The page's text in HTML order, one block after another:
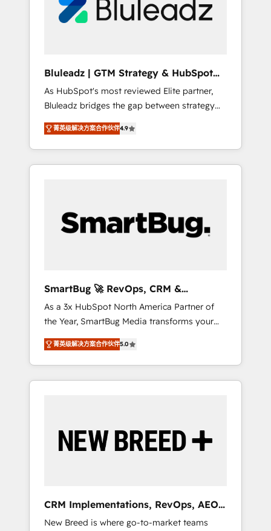
client experience.
Connectors, workflows, and data
architectures that make HubSpot the
HubSpot beyond standard configurations. -
AI-FIRST- AI across customer-facing
operations to accelerate decisions,
streamline processes, and unlock efficiency
at scale. From predictive intelligence to
conversational AI, we turn data into action
and automation into competitive advantage.
Bluleadz | GTM Strategy & HubSpot
Implementation
As HubSpot's most reviewed Elite partner,
Bluleadz bridges the gap between strategy
and execution. We don't just "set up tools" —
we install the GTM Operating System (GTM
OS) to align your leadership and engineer a
portal that drives predictable revenue
and Story to stop "accelerating a mess." ⚙️
Elite Engineering & AI Scalable Architecture:
agents, and high-integrity migrations for total
reporting clarity. Security & Compliance: SOC
2 Type I and HIPAA attested for enterprise-
grade data security. 🏆 Why Bluleadz? GTM
OS Partner | 16+ Years Experience | 1,000+
Five-Star Reviews
菁英级解决方案合作伙伴4.9
SmartBug 🚀 RevOps, CRM &
Integration Experts
As a 3x HubSpot North America Partner of
the Year, SmartBug Media transforms your
customer lifecycle into a revenue engine. Our
unified ecosystem includes specialized
divisions Globalia (AI & Software) and Point
Success Media (Paid Media), making this the
by Globalia’s technical development team. -
19 HubSpot-certified trainers to drive
deployment of Breeze AI and custom agents
to automate growth. 🏆 Elite Excellence - 8
菁英级解决方案合作伙伴5.0
CRM Implementations, RevOps, AEO
+ Web, Demand Gen
New Breed is where go-to-market teams